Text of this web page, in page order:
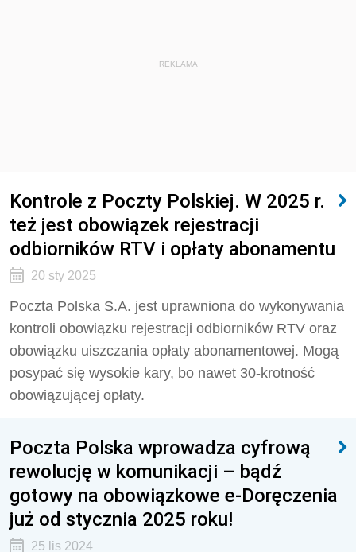
REKLAMA
Kontrole z Poczty Polskiej. W 2025 r.
też jest obowiązek rejestracji
odbiorników RTV i opłaty abonamentu
20 sty 2025
Poczta Polska S.A. jest uprawniona do wykonywania
kontroli obowiązku rejestracji odbiorników RTV oraz
obowiązku uiszczania opłaty abonamentowej. Mogą
posypać się wysokie kary, bo nawet 30-krotność
obowiązującej opłaty.
Poczta Polska wprowadza cyfrową
rewolucję w komunikacji – bądź
gotowy na obowiązkowe e-Doręczenia
już od stycznia 2025 roku!
25 lis 2024